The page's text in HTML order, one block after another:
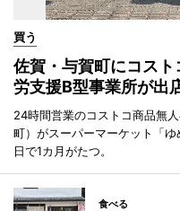
買う
佐賀・与賀町にコス
労支援B型事業所が出
24時間営業のコストコ商品無
町）がスーパーマーケット「
日で1カ月がたつ。
食べる